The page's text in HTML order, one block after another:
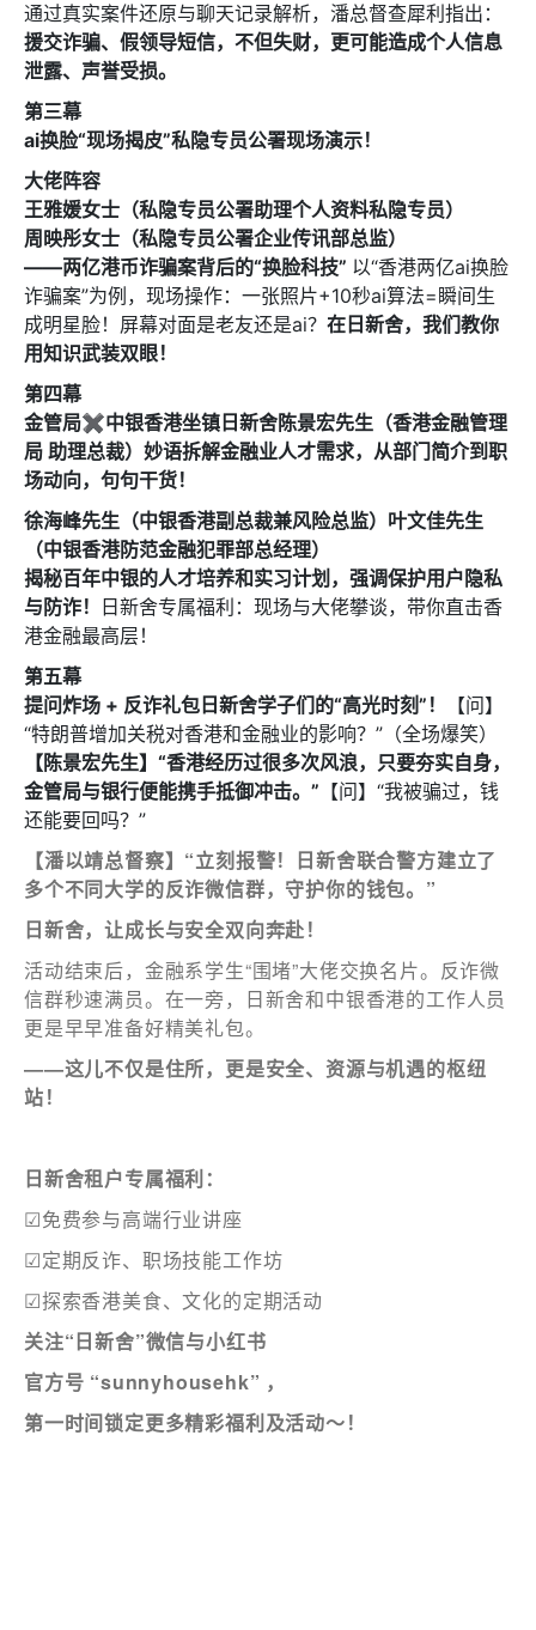
電話
國家/地區
感興趣範疇(可多選)
1.租務資訊 ​​
2.住客活動及福利
注意: 您在此電子表格所提供的個人資料將會用作市場推廣(包
* 我已閱讀並同意日新舍私隱政策。
您可隨時向我們申明是否願意繼續接收推廣電郵：
1. 如欲取消收取推廣，請從我們的電郵推廣按下「取消訂閱」連
2. 以想取消的電郵地址電郵至 marketing@sunnyhouse.hk​
通过真实案件还原与聊天记录解析，潘总督查犀利指出：
援交诈骗、假领导短信，不但失财，更可能造成个人信息
泄露、声誉受损。
第三幕
ai换脸“现场揭皮”私隐专员公署现场演示！
大佬阵容
王雅媛女士 （私隐专员公署助理个人资料私隐专员）
周映彤女士 （私隐专员公署企业传讯部总监）
——两亿港币诈骗案背后的“换脸科技” 以“香港两亿ai换脸
诈骗案”为例，现场操作：一张照片+10秒ai算法=瞬间生
成明星脸！屏幕对面是老友还是ai？ 在日新舍，我们教你
用知识武装双眼！
第四幕
金管局✖中银香港坐镇日新舍陈景宏先生 （香港金融管理
局 助理总裁） 妙语拆解金融业人才需求， 从部门简介到职
场动向，句句干货！
徐海峰先生 （中银香港副总裁兼风险总监） 叶文佳先生
（中银香港防范金融犯罪部总经理）
揭秘百年中银的人才培养和实习计划， 强调保护用户隐私
与防诈！
日新舍专属福利：现场与大佬攀谈，带你直击香
港金融最高层！
第五幕
提问炸场 + 反诈礼包 日新舍学子们的“高光时刻”！
【问】
“特朗普增加关税对香港和金融业的影响？”（全场爆笑）
【陈景宏先生】 “香港经历过很多次风浪，只要夯实自身，
金管局与银行便能携手抵御冲击。” 【问】“我被骗过，钱
还能要回吗？”
【潘以靖总督察】“立刻报警！日新舍联合警方建立了
多个不同大学的反诈微信群，守护你的钱包。”
日新舍，让成长与安全双向奔赴！
活动结束后，金融系学生“围堵”大佬交换名片。反诈微
信群秒速满员。在一旁，日新舍和中银香港的工作人员
更是早早准备好精美礼包。
——这儿不仅是住所，更是安全、资源与机遇的枢纽
站！
日新舍租户专属福利：
☑免费参与高端行业讲座
☑定期反诈、职场技能工作坊
☑探索香港美食、文化的定期活动
关注“日新舍”微信与小红书
官方号 “sunnyhousehk” ，
第一时间锁定更多精彩福利及活动～！